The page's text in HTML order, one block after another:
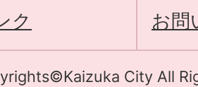
ク お問
City All